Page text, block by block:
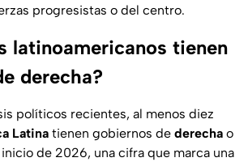
progresistas o del centro.
latinoamericanos tienen
derecha?
políticos recientes, al menos diez
Latina tienen gobiernos de derecha o
de 2026, una cifra que marca una